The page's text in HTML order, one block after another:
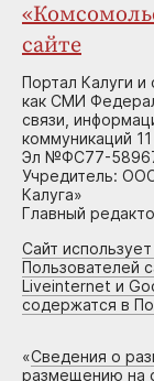
сайте
Портал Калуги и
как СМИ
связи,
коммуникаций
Эл №ФС77-
Учредитель:
Калуга»
Главный
Сайт
Пользователей
Liveinternet и
содержатся в
«Сведения о
размещению на